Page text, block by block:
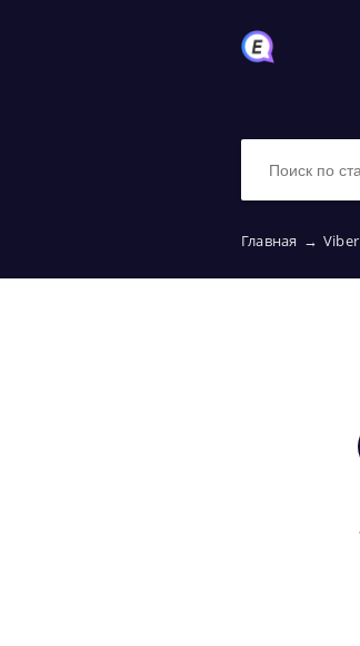
Главная → Viber